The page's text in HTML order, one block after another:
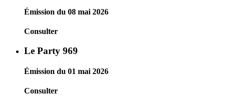
Émission du 08 mai 2026
Consulter
Le Party 969
Émission du 01 mai 2026
Consulter